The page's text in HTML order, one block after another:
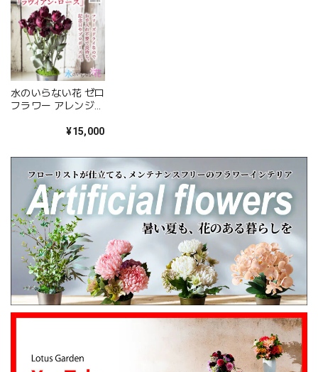
このたびは大切なご友人への贈り物に、当店の
お花をお選びいただき誠にありがとうございま
した。 また、ご友人にもお喜びいただけたとの
こと、そしてお送りしたアレンジメントを「立
派」とお褒めいただき、大変嬉しく拝見しまし
た。 配送についてもご満足いただけたようで何
よりです。 温かいお言葉を励みに、これからも
のご利用を心よりお待ちしております。 このた
心を伝える花 キモチ 「ありがとう ARIGATO」 6600
姉の誕生日に花束を注文しました。 予め希望やイメージを
伝えたところ、レアなバラを入れて下さり、ワンランクアッ
プでハイセンスな華やかな花束を作ってくださいました。
姉も大変喜んでくれて、大満足です。 また、お願いしま
す。 安心してお願いできるお花屋さんです。
大変嬉しいレビューありがとうございます。 お
水のいらない花 ゼロ
フラワー アレンジ
ィアン・ローズ」
¥15,000